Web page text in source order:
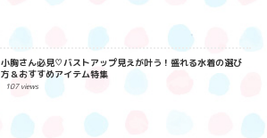
小胸さん必見♡バストアップ見えが叶う！盛れる水着の選び
方＆おすすめアイテム特集
107 views